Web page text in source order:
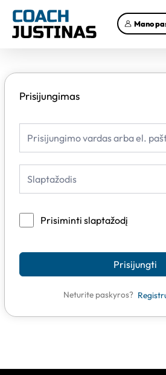
prie
turinio
Mano
Prisijungimas
Prisiminti slaptažodį
Prisijungti
Neturite paskyros?